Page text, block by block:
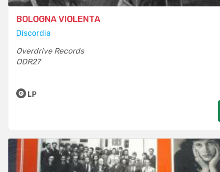
BOLOGNA VIOLENTA
Discordia
Overdrive Records
ODR27
LP